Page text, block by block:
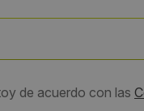
de acuerdo con las